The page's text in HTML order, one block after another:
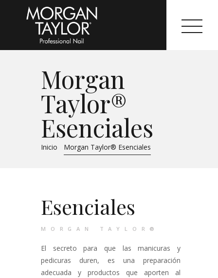
Morgan
Taylor®
Esenciales
Inicio Morgan Taylor® Esenciales
Morgan Taylor®
Sistemas Profesionales
Cartas de Color
Catálogo
Tutoriales
Esenciales
MORGAN TAYLOR®
El secreto para que las manicuras y
pedicuras duren, es una preparación
adecuada y productos que aporten al